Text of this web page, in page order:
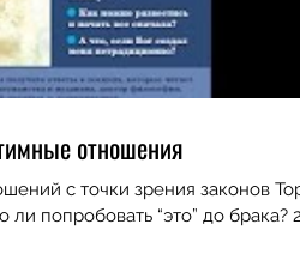
отношения
с точки зрения законов
1 Возможно ли попробовать “это” до брака?